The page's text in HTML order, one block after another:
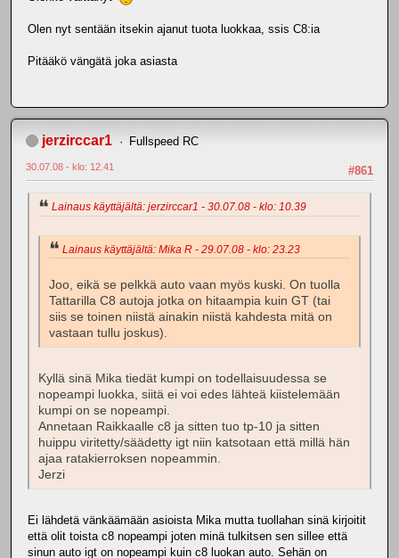
Olen nyt sentään itsekin ajanut tuota luokkaa, ssis C8:ia
Pitääkö vängätä joka asiasta
jerzirccar1 Fullspeed RC
#861
30.07.08 - klo: 12.41
Lainaus käyttäjältä: jerzirccar1 - 30.07.08 - klo: 10.39
Lainaus käyttäjältä: Mika R - 29.07.08 - klo: 23.23
Joo, eikä se pelkkä auto vaan myös kuski. On tuolla
Tattarilla C8 autoja jotka on hitaampia kuin GT (tai
siis se toinen niistä ainakin niistä kahdesta mitä on
vastaan tullu joskus).
Kyllä sinä Mika tiedät kumpi on todellaisuudessa se
nopeampi luokka, siitä ei voi edes lähteä kiistelemään
kumpi on se nopeampi.
Annetaan Raikkaalle c8 ja sitten tuo tp-10 ja sitten
huippu viritetty/säädetty igt niin katsotaan että millä hän
ajaa ratakierroksen nopeammin.
Jerzi
Ei lähdetä vänkäämään asioista Mika mutta tuollahan sinä kirjoitit
että olit toista c8 nopeampi joten minä tulkitsen sen sillee että
sinun auto igt on nopeampi kuin c8 luokan auto. Sehän on